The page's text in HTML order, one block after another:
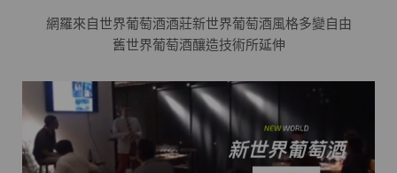
網羅來自世界葡萄酒酒莊新世界葡萄酒風格多變自由
舊世界葡萄酒釀造技術所延伸